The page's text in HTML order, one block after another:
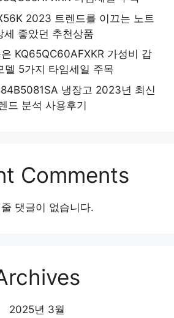
2023 트렌드를 이끄는 노트
세 좋았던 추천상품
KQ65QC60AFXKR 가성비 갑
델 5가지 타임세일 주목
냉장고 2023년 최신
드 분석 사용후기
Comments
줄 댓글이 없습니다.
2025년 3월